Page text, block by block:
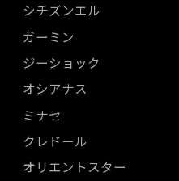
シチズンエル
ガーミン
ジーショック
オシアナス
ミナセ
クレドール
オリエントスター